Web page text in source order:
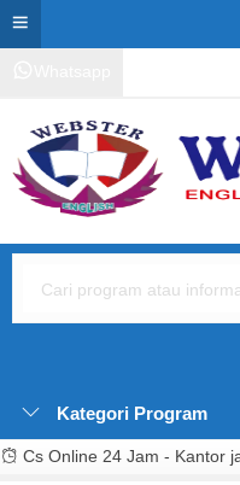
Kategori Program
Cs Online 24 Jam - Kantor